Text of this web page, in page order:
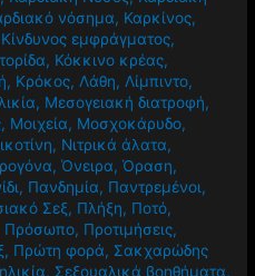
νόσημα, Καρκίνος,
Κίνδυνος εμφράγματος,
, Κόκκινο κρέας,
, Κρόκος,Λάθη,Λίμπιντο,
, Μεσογειακή διατροφή,
, Μοιχεία, Μοσχοκάρυδο,
, Νιτρικά άλατα,
,Όνειρα,Όραση,
, Πανδημία, Παντρεμένοι,
Σεξ, Πλήξη, Ποτό,
Πρόσωπο, Προτιμήσεις,
, Πρώτη φορά, Σακχαρώδης
, Σεξουαλικά βοηθήματα,